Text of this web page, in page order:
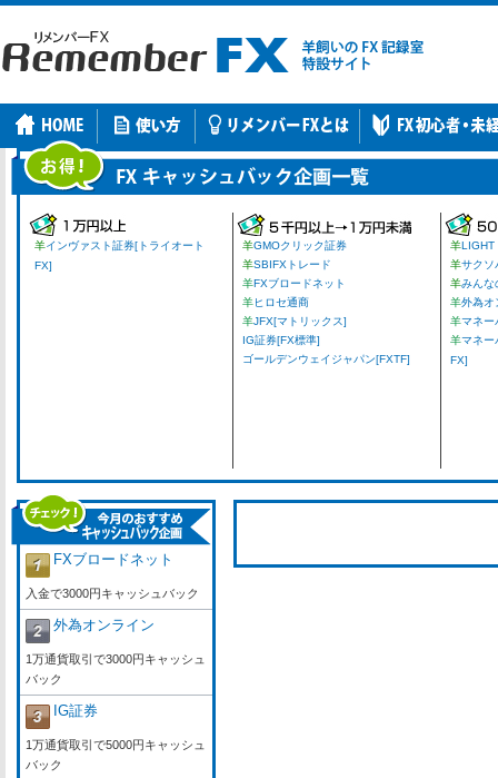
羊インヴァスト証券[トライオート
FX]
羊GMOクリック証券
羊SBIFXトレード
羊FXブロードネット
羊ヒロセ通商
羊JFX[マトリックス]
IG証券[FX標準]
ゴールデンウェイジャパン[FXTF]
羊LIGHT
羊サクソ
羊みんな
羊外為オ
羊マネー
羊マネー
FX]
FXブロードネット
入金で3000円キャッシュバック
外為オンライン
1万通貨取引で3000円キャッシュ
バック
IG証券
1万通貨取引で5000円キャッシュ
バック